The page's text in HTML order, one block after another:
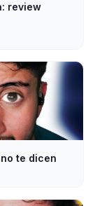
review
te dicen